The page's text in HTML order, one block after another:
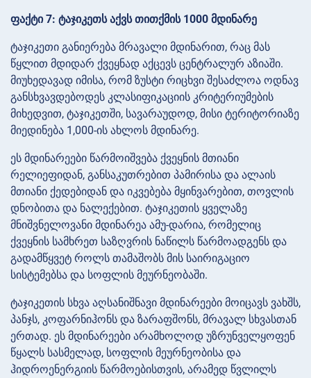
ფაქტი 7: ტაჯიკეთს აქვს თითქმის 1000 მდინარე
ტაჯიკეთი განიერება მრავალი მდინარით, რაც მას
წყლით მდიდარ ქვეყნად აქცევს ცენტრალურ აზიაში.
მიუხედავად იმისა, რომ ზუსტი რიცხვი შესაძლოა ოდნავ
განსხვავდებოდეს კლასიფიკაციის კრიტერიუმების
მიხედვით, ტაჯიკეთში, სავარაუდოდ, მისი ტერიტორიაზე
მიედინება 1,000-ის ახლოს მდინარე.
ეს მდინარეები წარმოიშვება ქვეყნის მთიანი
რელიეფიდან, განსაკუთრებით პამირისა და ალაის
მთიანი ქედებიდან და იკვებება მყინვარებით, თოვლის
დნობითა და ნალექებით. ტაჯიკეთის ყველაზე
მნიშვნელოვანი მდინარეა ამუ-დარია, რომელიც
ქვეყნის სამხრეთ საზღვრის ნაწილს წარმოადგენს და
გადამწყვეტ როლს თამაშობს მის საირიგაციო
სისტემებსა და სოფლის მეურნეობაში.
ტაჯიკეთის სხვა აღსანიშნავი მდინარეები მოიცავს ვახშს,
პანჯს, კოფარნიჰონს და ზარაფშონს, მრავალ სხვასთან
ერთად. ეს მდინარეები არამხოლოდ უზრუნველყოფენ
წყალს სასმელად, სოფლის მეურნეობისა და
ჰიდროენერგიის წარმოებისთვის, არამედ წვლილს